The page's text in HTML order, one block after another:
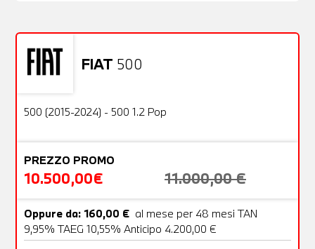
FIAT 500
OFFERTA
Usato
500 (2015-2024) - 500 1.2 Pop
PREZZO PROMO
10.500,00€ 11.000,00 €
Oppure da: 160,00 € al mese per 48 mesi TAN
9,95% TAEG 10,55% Anticipo 4.200,00 €